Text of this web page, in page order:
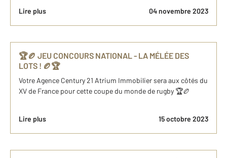
Lire plus 04 novembre 2023
🏆🏉 JEU CONCOURS NATIONAL - LA MÉLÉE DES
LOTS ! 🏉🏆
Votre Agence Century 21 Atrium Immobilier sera aux côtés du
XV de France pour cette coupe du monde de rugby 🏆🏉
Lire plus 15 octobre 2023